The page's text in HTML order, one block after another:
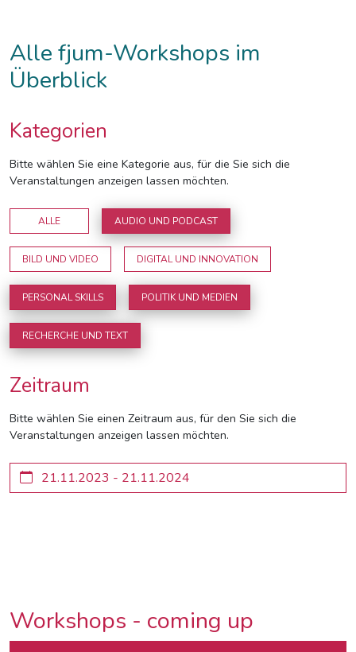
Alle fjum-Workshops im
Überblick
Kategorien
Bitte wählen Sie eine Kategorie aus, für die Sie sich die
Veranstaltungen anzeigen lassen möchten.
ALLE AUDIO UND PODCAST
BILD UND VIDEO DIGITAL UND INNOVATION
PERSONAL SKILLS POLITIK UND MEDIEN
RECHERCHE UND TEXT
Zeitraum
Bitte wählen Sie einen Zeitraum aus, für den Sie sich die
Veranstaltungen anzeigen lassen möchten.
Workshops - coming up